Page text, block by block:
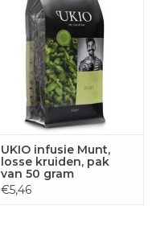
UKIO infusie Munt,
losse kruiden, pak
van 50 gram
€5,46